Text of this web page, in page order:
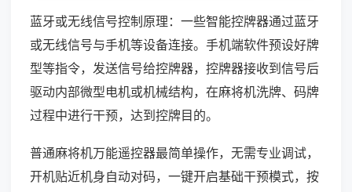
蓝牙或无线信号控制原理：一些智能控牌器通过蓝牙
或无线信号与手机等设备连接。手机端软件预设好牌
型等指令，发送信号给控牌器，控牌器接收到信号后
驱动内部微型电机或机械结构，在麻将机洗牌、码牌
过程中进行干预，达到控牌目的。
普通麻将机万能遥控器最简单操作，无需专业调试，
开机贴近机身自动对码，一键开启基础干预模式，按